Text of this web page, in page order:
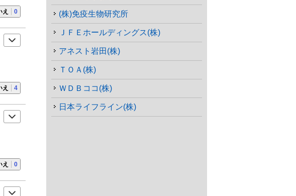
え 0
え 4
え 0
(株)免疫生物研究所
ＪＦＥホールディングス(株)
アネスト岩田(株)
ＴＯＡ(株)
ＷＤＢココ(株)
日本ライフライン(株)